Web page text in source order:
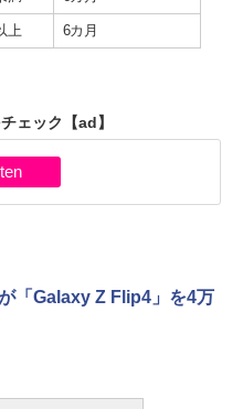
上 6カ月
ェック 【ad】
「Galaxy Z Flip4」を4万